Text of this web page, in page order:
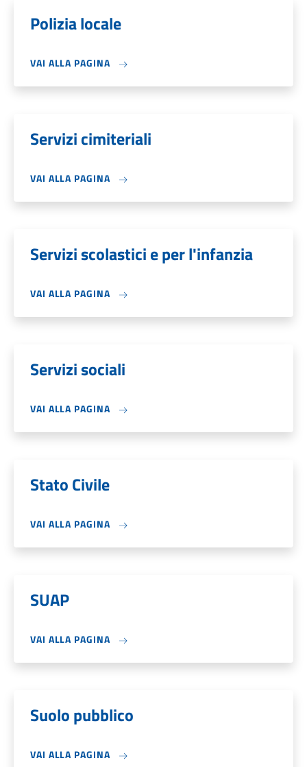
Polizia locale
VAI ALLA PAGINA
Servizi cimiteriali
VAI ALLA PAGINA
Servizi scolastici e per l'infanzia
VAI ALLA PAGINA
Servizi sociali
VAI ALLA PAGINA
Stato Civile
VAI ALLA PAGINA
SUAP
VAI ALLA PAGINA
Suolo pubblico
VAI ALLA PAGINA